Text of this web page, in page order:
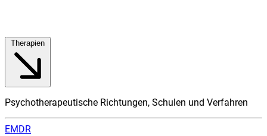
Psychotherapeutische Richtungen, Schulen und Verfahren
EMDR